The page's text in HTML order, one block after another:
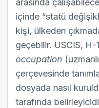
arasında
içinde “statü
kişi, ülkeden
geçebilir. USCIS, H-
occupation
çerçevesinde
dosyada nasıl
tarafında